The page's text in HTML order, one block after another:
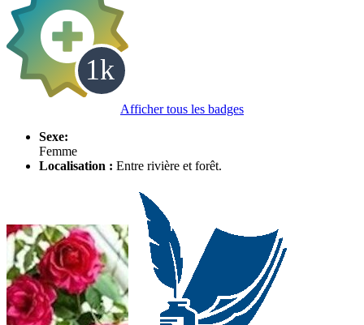
Afficher tous les badges
Sexe:
Femme
Localisation : Entre rivière et forêt.